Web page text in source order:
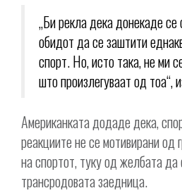
„Би рекла дека донекаде се
обидот да се заштити
спорт. Но, исто така, не ми
што произлегуваат од тоа“,
Американката додаде дека,
реакциите не се мотивирани од
на спортот, туку од желбата
трансродовата заедница.